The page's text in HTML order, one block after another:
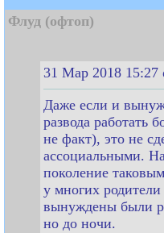
Флуд (офтоп)
31 Мар 2018 15:27
Даже если и
развода работать
не факт), это не
ассоциальными.
поколение
у многих
вынуждены были
но до ночи.